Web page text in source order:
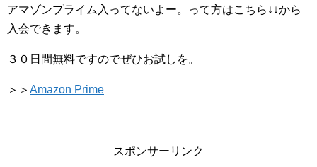
アマゾンプライム入ってないよー。って方はこちら↓↓から
入会できます。
３０日間無料ですのでぜひお試しを。
＞＞ Amazon Prime
スポンサーリンク